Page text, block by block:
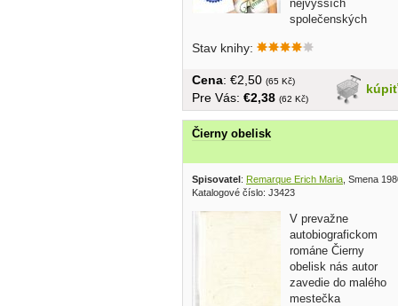
nejvyšších
společenských
Stav knihy:
kúpiť
Cena: €2,50 (65 Kč)
Pre Vás: €2,38 (62 Kč)
Čierny obelisk
Spisovatel: Remarque Erich Maria , Smena
Katalogové číslo: J3423
V prevažne
autobiografickom
románe Čierny
obelisk nás autor
zavedie do malého
mestečka